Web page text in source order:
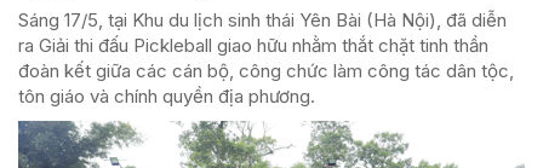
Sáng 17/5, tại Khu du lịch sinh thái Yên Bài (Hà Nội), đã diễn
ra Giải thi đấu Pickleball giao hữu nhằm thắt chặt tinh thần
đoàn kết giữa các cán bộ, công chức làm công tác dân tộc,
tôn giáo và chính quyền địa phương.